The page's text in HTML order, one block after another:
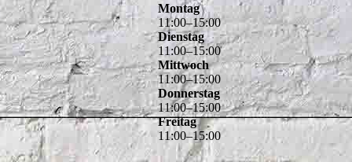
Montag
11:00–15:00
Dienstag
11:00–15:00
Mittwoch
11:00–15:00
Donnerstag
11:00–15:00
Freitag
11:00–15:00